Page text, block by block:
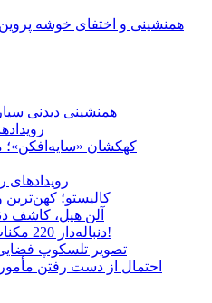
همنشینی و اختفای خوشه پروین با ماه - 30
همنشینی دیدنی
رویدادهای
کهکشان «سایه‌افکن»؛
رویدادهای رصدی 23 تا
کالیستو؛
آلن هیل، کاشف
دنباله‌دار 220 مکنات 8000 برابر درخشان شد!
تصویر تلسکوپ فضایی
احتمال از دست رفتن